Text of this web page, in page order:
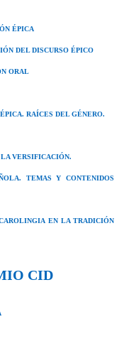
ÉPICA
DEL DISCURSO ÉPICO
ORAL
RAÍCES DEL GÉNERO.
VERSIFICACIÓN.
TEMAS Y CONTENIDOS
EN LA TRADICIÓN
CID